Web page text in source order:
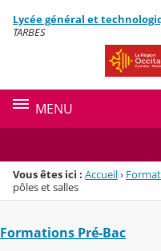
Menu de la rubrique
Contenu
Lycée général et
TARBES
MENU
Vous êtes ici : Accueil›
pôles et salles
Formations Pré-Bac